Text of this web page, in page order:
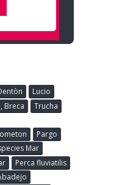
Lucio
Breca
Trucha
Pargo
Mar
Perca fluviatilis